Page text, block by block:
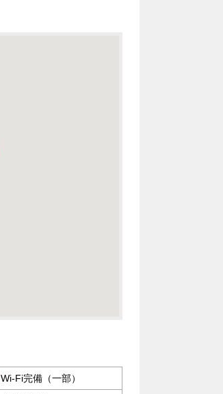
Wi-Fi完備（一部）